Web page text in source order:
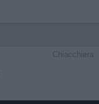
Chiacchiera